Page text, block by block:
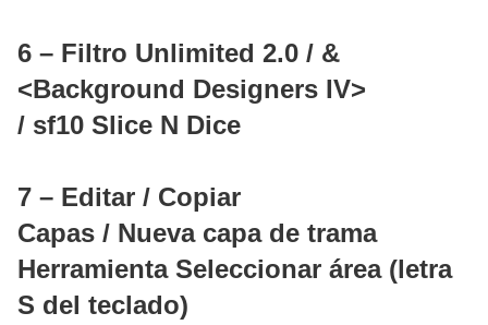
6 – Filtro Unlimited 2.0 / &
<Background Designers IV>
/ sf10 Slice N Dice
7 – Editar / Copiar
Capas / Nueva capa de trama
Herramienta Seleccionar área (letra
S del teclado)